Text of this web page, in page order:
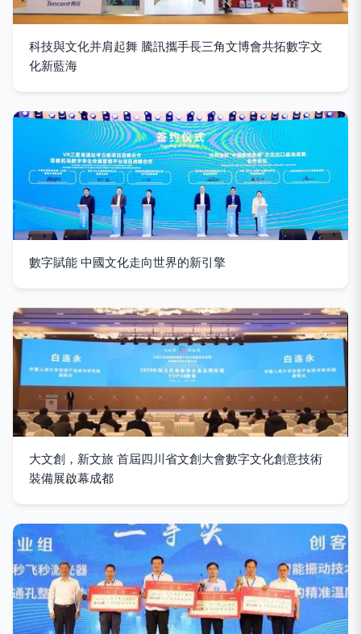
科技與文化并肩起舞 騰訊攜手長三角文博會共拓數字文
化新藍海
數字賦能 中國文化走向世界的新引擎
大文創，新文旅 首屆四川省文創大會數字文化創意技術
裝備展啟幕成都